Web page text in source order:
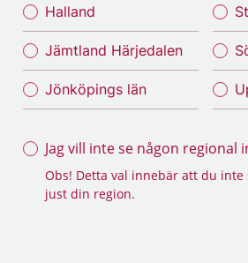
Halland
Jämtland Härjedalen
Jönköpings län
Jag vill inte se någon regional
Obs! Detta val innebär att du
just din region.